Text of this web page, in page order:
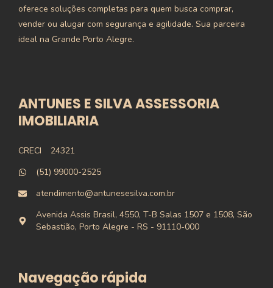
oferece soluções completas para quem busca comprar,
vender ou alugar com segurança e agilidade. Sua parceira
ideal na Grande Porto Alegre.
ANTUNES E SILVA ASSESSORIA
IMOBILIARIA
CRECI
24321
(51) 99000-2525
atendimento@antunesesilva.com.br
Avenida Assis Brasil, 4550, T-B Salas 1507 e 1508, São
Sebastião, Porto Alegre - RS - 91110-000
Navegação rápida